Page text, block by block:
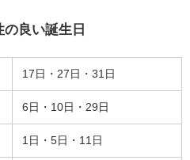
良い誕生日
17日・27日・31日
6日・10日・29日
1日・5日・11日